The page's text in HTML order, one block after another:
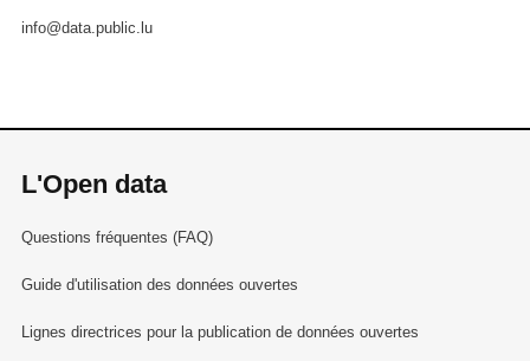
info@data.public.lu
L'Open data
Questions fréquentes (FAQ)
Guide d'utilisation des données ouvertes
Lignes directrices pour la publication de données ouvertes